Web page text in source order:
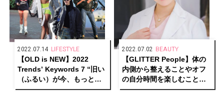
2022.07.14 LIFESTYLE
【OLD is NEW】2022
Trends’ Keywords 7 “旧い
（ふるい）が今、もっとも
新しい！”
2022.07.02 BEAUTY
【GLITTER People】体の
内側から整えることやオフ
の自分時間を楽しむことで
心も体も健康的で美しく輝